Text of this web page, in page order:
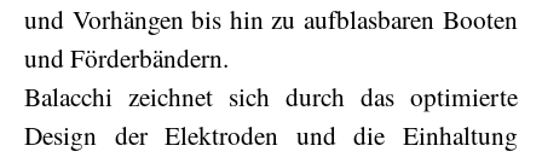
und Vorhängen bis hin zu aufblasbaren Booten
und Förderbändern.
Balacchi zeichnet sich durch das optimierte
Design der Elektroden und die Einhaltung